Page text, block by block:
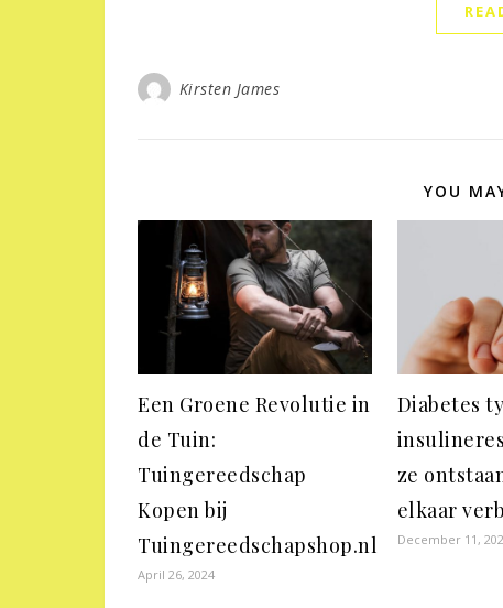
Kirsten James
YOU
Een Groene Revolutie in
de Tuin:
Tuingereedschap
Kopen bij
Tuingereedschapshop.nl
April 26, 2024
Diabetes
ze
elkaar
December 11,